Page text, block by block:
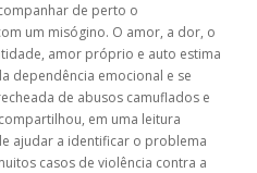
de perto o
um misógino. O amor, a dor, o
amor próprio e auto estima
dependência emocional e se
de abusos camuflados e
em uma leitura
ajudar a identificar o problema
casos de violência contra a